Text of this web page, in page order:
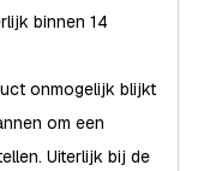
binnen 14
onmogelijk blijkt
om een
Uiterlijk bij de